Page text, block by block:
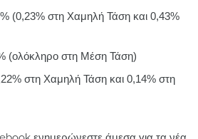
(0,23% στη Χαμηλή Τάση και 0,43%
(ολόκληρο στη Μέση Τάση)
στη Χαμηλή Τάση και 0,14% στη